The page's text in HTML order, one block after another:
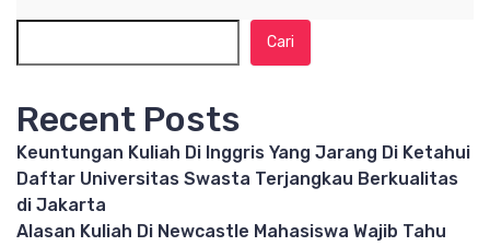
Cari
Recent Posts
Keuntungan Kuliah Di Inggris Yang Jarang Di Ketahui
Daftar Universitas Swasta Terjangkau Berkualitas
di Jakarta
Alasan Kuliah Di Newcastle Mahasiswa Wajib Tahu